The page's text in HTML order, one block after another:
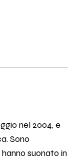
nel 2004, e
Sono
suonato in